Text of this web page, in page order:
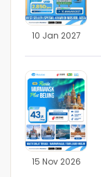
10 Jan 2027
15 Nov 2026